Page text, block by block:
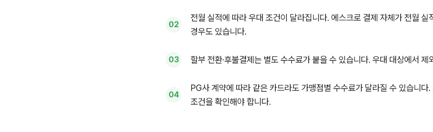
전월 실적에 따라 우대 조건이 달라집니다. 에스크로 결제 자체가 전월 실
경우도 있습니다.
할부 전환·후불결제는 별도 수수료가 붙을 수 있습니다. 우대 대상에서 제
PG사 계약에 따라 같은 카드라도 가맹점별 수수료가 달라질 수 있습니다
조건을 확인해야 합니다.